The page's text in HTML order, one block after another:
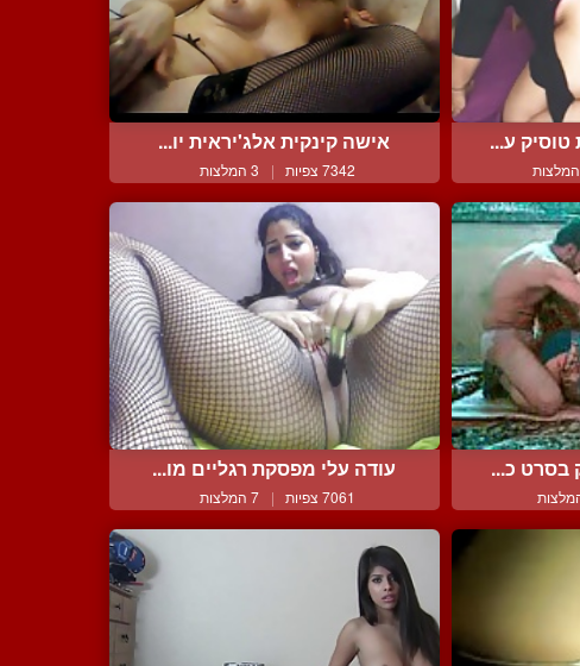
ע... אישה קינקית אלג'יראית יו...
7342 צפיות | 3 המלצות
בסרט כ... עודה עלי מפסקת רגליים מו...
7061 צפיות | 7 המלצות